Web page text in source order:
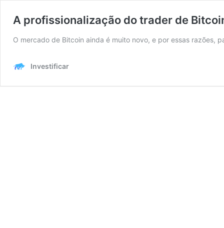
A profissionalização do trader de
O mercado de Bitcoin ainda é muito novo, e por essas
Investificar